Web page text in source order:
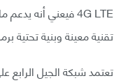
تقنية معينة وبنية تحتية